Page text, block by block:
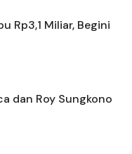
Rp3,1 Miliar, Begini
dan Roy Sungkono